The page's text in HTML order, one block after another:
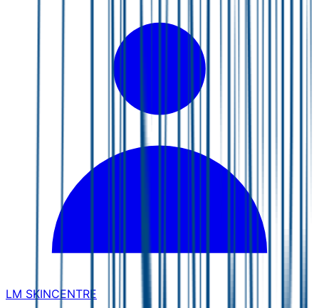
LM SKINCENTRE